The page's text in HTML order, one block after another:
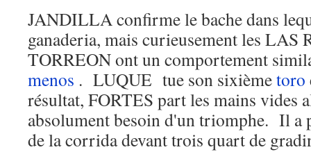
JANDILLA confirme le bache dans
ganaderia, mais curieusement les
TORREON ont un comportement
menos . LUQUE tue son sixièmetoro
résultat, FORTES part les mains vides
absolument besoin d'un triomphe. Il a
de la corrida devant trois quart de